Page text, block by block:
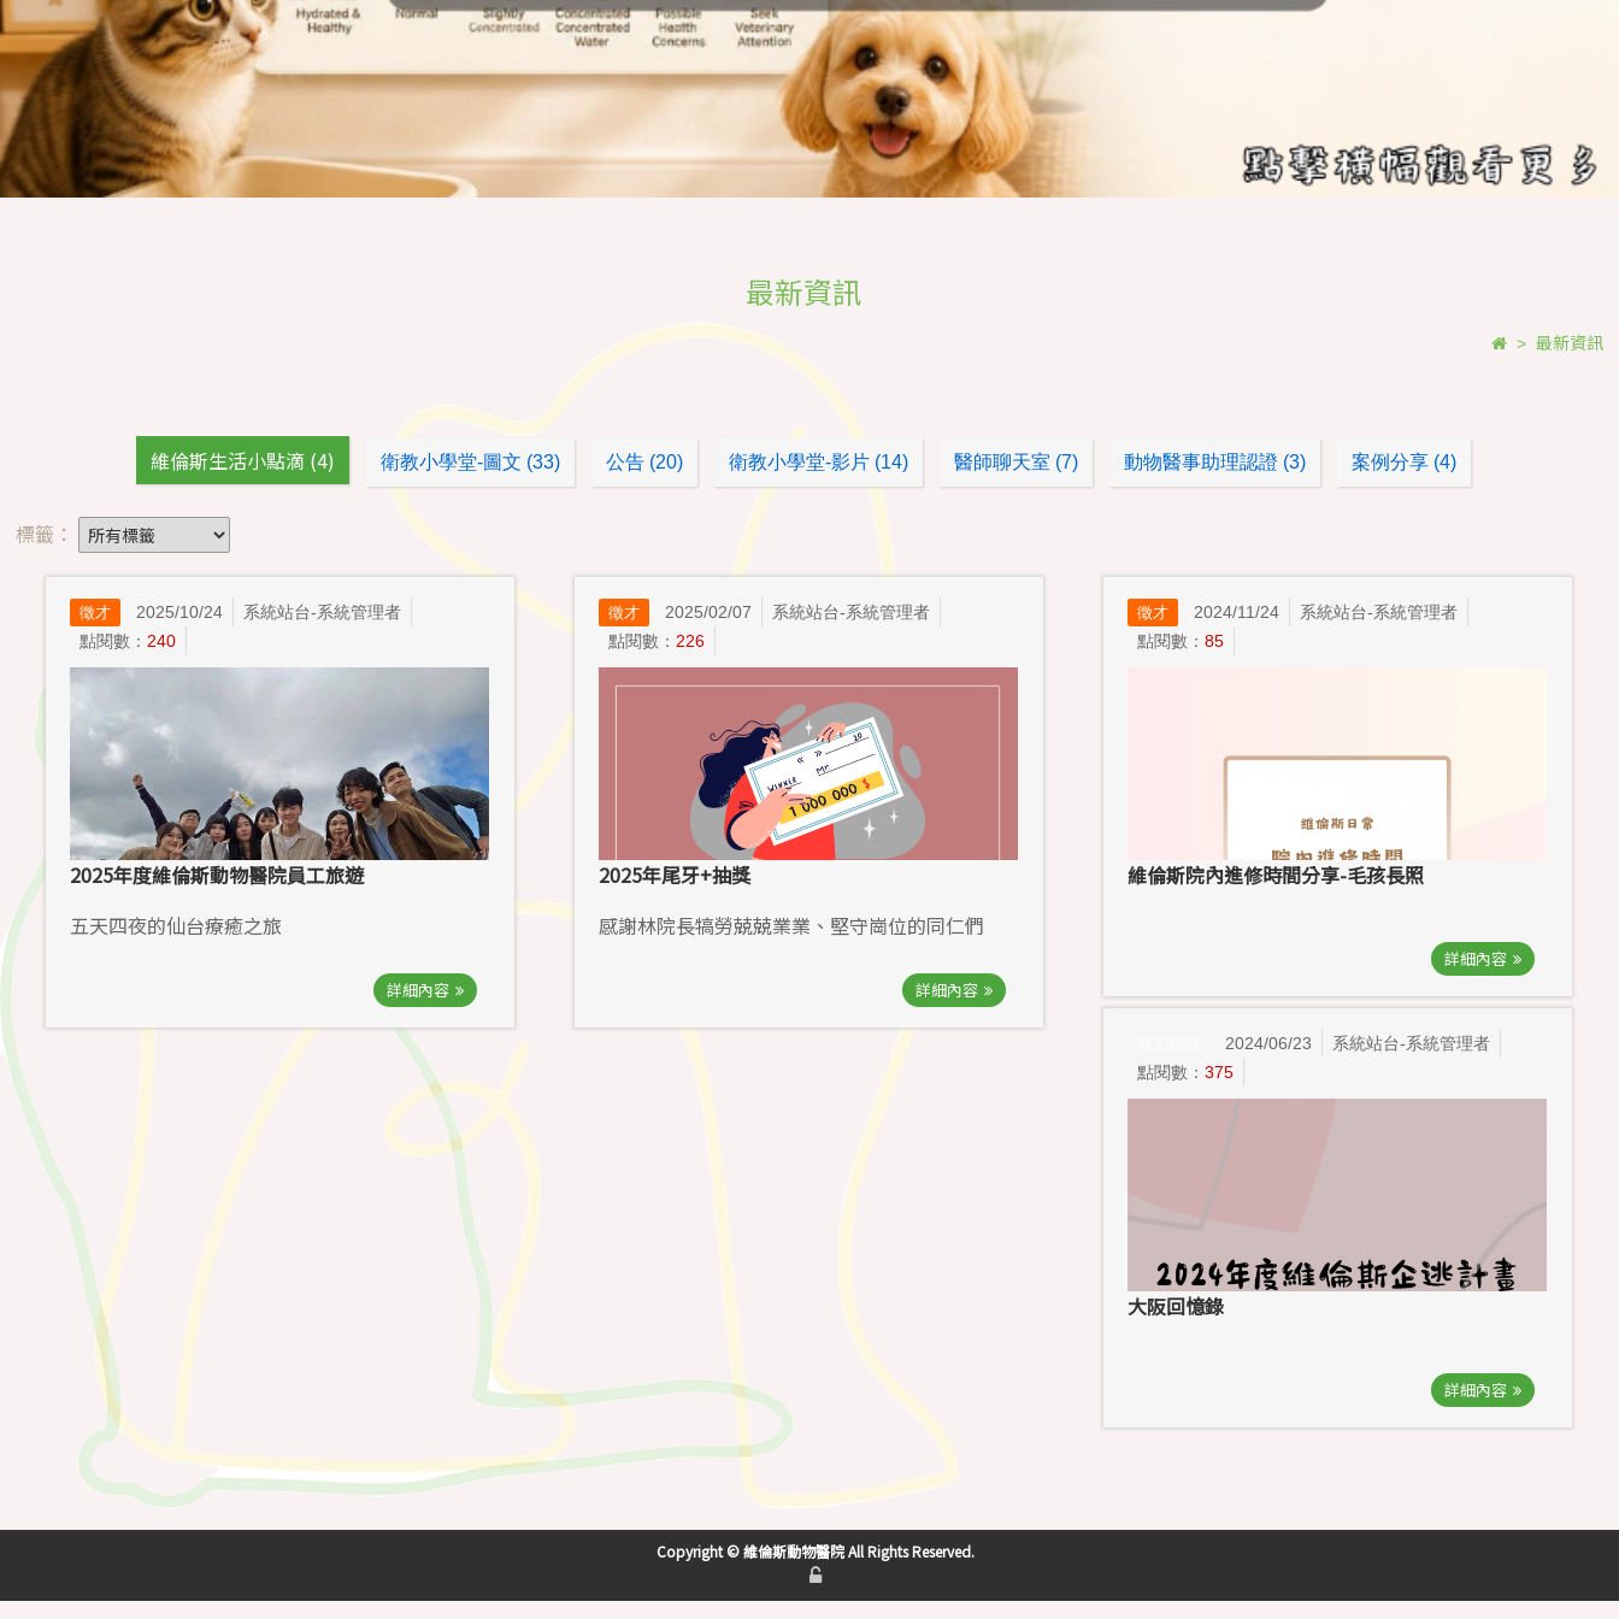
最新資訊
> 最新資訊
維倫斯生活小點滴 (4) 衛教小學堂-圖文 (33) 公告 (20) 衛教小學堂-影片 (14) 醫師聊天室 (7) 動物醫事助理認證 (3) 案例分享 (4)
標籤：
徵才 2025/10/24
系統站台-系統管理者
點閱數： 240
2025年度維倫斯動物醫院員工旅遊
五天四夜的仙台療癒之旅
詳細內容
徵才 2025/02/07
系統站台-系統管理者
點閱數： 226
2025年尾牙+抽獎
感謝林院長犒勞兢兢業業、堅守崗位的同仁們
詳細內容
徵才 2024/11/24
系統站台-系統管理者
點閱數： 85
維倫斯院內進修時間分享-毛孩長照
詳細內容
2024/06/23
系統站台-系統管理者
點閱數： 375
大阪回憶錄
詳細內容
Copyright © 維倫斯動物醫院 All Rights Reserved.